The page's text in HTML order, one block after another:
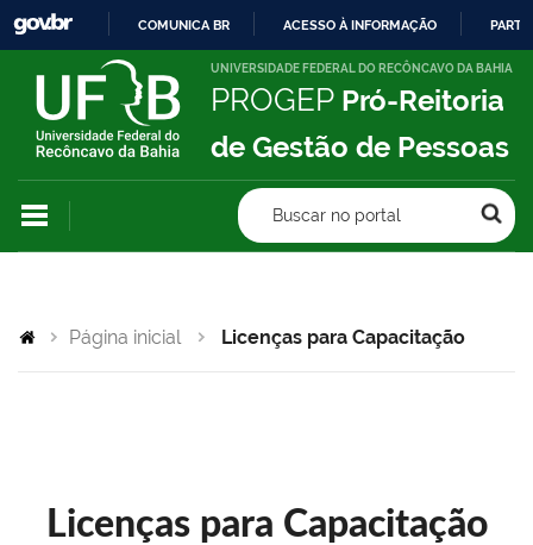
IR
PARA
CONTEÚDO
COMUNICA BR ACESSO À INFORMAÇÃO
UNIVERSIDADE FEDERAL DO RECÔNCAVO DA BAHIA
PROGEP Pró-Reitoria
de Gestão de Pessoas
Buscar no portal
Página inicial Licenças para Capacitação
Licenças para Capacitação